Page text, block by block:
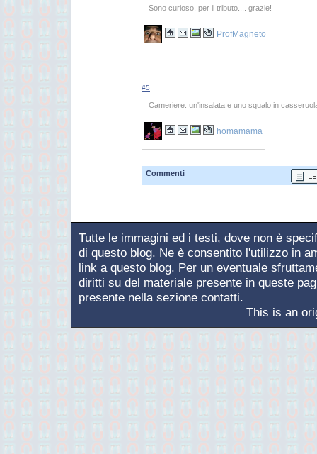
Sono curioso, per il tributo.... grazie!
ProfMagneto
#5
Cameriere: un'insalata e uno squalo in
homamama
Commenti
Tutte le immagini ed i testi, dove non è
di questo blog. Ne è consentito l'utilizzo in
link a questo blog. Per un eventuale
diritti su del materiale presente in queste
presente nella sezione contatti.
This is an